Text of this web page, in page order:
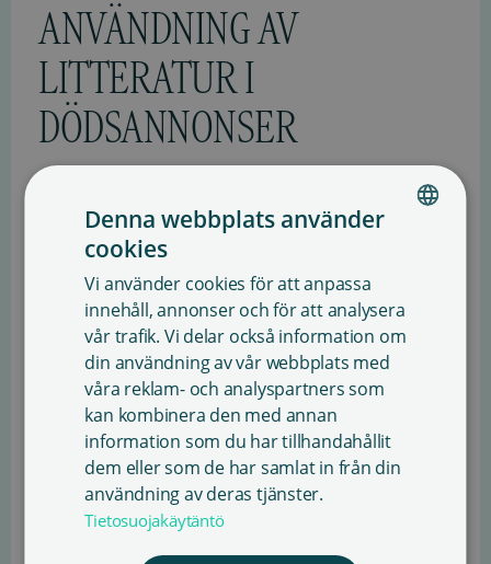
ANVÄNDNING AV
LITTERATUR I
DÖDSANNONSER
dikter eller textutdrag som en del av en dödsannons
som publiceras i en dagstidning eller tidskrift. Licens
Med tillståndet får texten användas i en
dödsannons, som kan publiceras i två olika
tidningar.
Den maximala teckenmängden för den använda
texten är 800.
Texten ska publiceras i originalform.
Verk av upphovspersoner som avlidit för över 70
år sedan får användas utan licens.
ENGLISH
SWEDISH
Denna webbplats använder
cookies
Vi använder cookies för att anpassa
innehåll, annonser och för att analysera
vår trafik. Vi delar också information om
din användning av vår webbplats med
våra reklam- och analyspartners som
kan kombinera den med annan
information som du har tillhandahållit
dem eller som de har samlat in från din
användning av deras tjänster.
Tietosuojakäytäntö